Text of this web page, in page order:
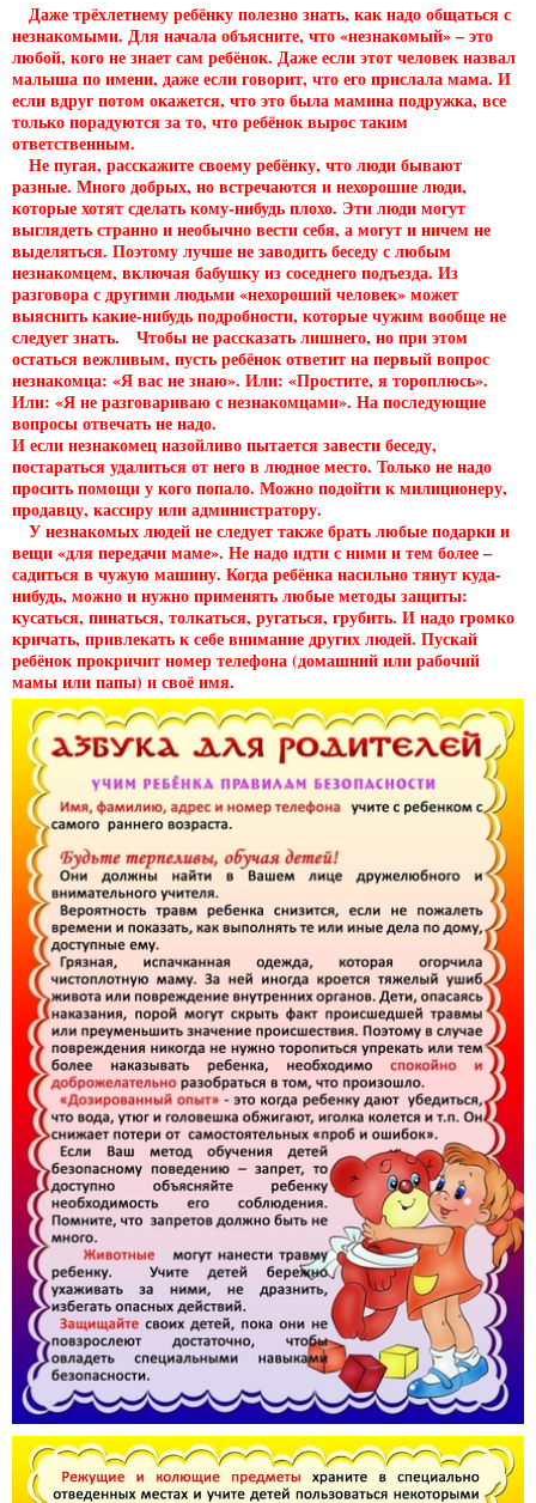
Даже трёхлетнему ребёнку полезно знать, как надо общаться с
незнакомыми. Для начала объясните, что «незнакомый» – это
любой, кого не знает сам ребёнок. Даже если этот человек назвал
малыша по имени, даже если говорит, что его прислала мама. И
если вдруг потом окажется, что это была мамина подружка, все
только порадуются за то, что ребёнок вырос таким
ответственным.
Не пугая, расскажите своему ребёнку, что люди бывают
разные. Много добрых, но встречаются и нехорошие люди,
которые хотят сделать кому-нибудь плохо. Эти люди могут
выглядеть странно и необычно вести себя, а могут и ничем не
выделяться. Поэтому лучше не заводить беседу с любым
незнакомцем, включая бабушку из соседнего подъезда. Из
разговора с другими людьми «нехороший человек» может
выяснить какие-нибудь подробности, которые чужим вообще не
следует знать. Чтобы не рассказать лишнего, но при этом
остаться вежливым, пусть ребёнок ответит на первый вопрос
незнакомца: «Я вас не знаю». Или: «Простите, я тороплюсь».
Или: «Я не разговариваю с незнакомцами». На последующие
вопросы отвечать не надо.
И если незнакомец назойливо пытается завести беседу,
постараться удалиться от него в людное место. Только не надо
просить помощи у кого попало. Можно подойти к милиционеру,
продавцу, кассиру или администратору.
У незнакомых людей не следует также брать любые подарки и
вещи «для передачи маме». Не надо идти с ними и тем более –
садиться в чужую машину. Когда ребёнка насильно тянут куда-
нибудь, можно и нужно применять любые методы защиты:
кусаться, пинаться, толкаться, ругаться, грубить. И надо громко
кричать, привлекать к себе внимание других людей. Пускай
ребёнок прокричит номер телефона (домашний или рабочий
мамы или папы) и своё имя.